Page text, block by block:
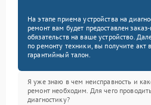
На этапе приема устройства на
ремонт вам будет предоставлен
обязательств на ваше устройство.
по ремонту техники, вы получите акт
гарантийный талон.
Я уже знаю в чем неисправность и
ремонт необходим. Для чего проводить
диагностику?